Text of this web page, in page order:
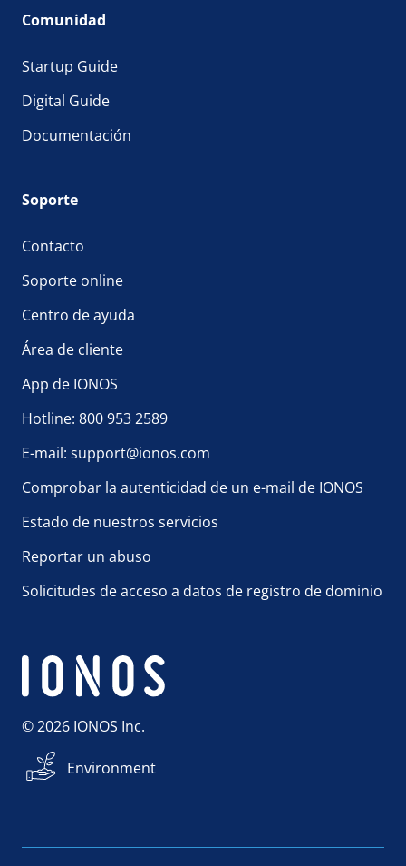
Comunidad
Startup Guide
Digital Guide
Documentación
Soporte
Contacto
Soporte online
Centro de ayuda
Área de cliente
App de IONOS
Hotline: 800 953 2589
E-mail: support@ionos.com
Comprobar la autenticidad de un e-mail de IONOS
Estado de nuestros servicios
Reportar un abuso
Solicitudes de acceso a datos de registro de dominio
© 2026 IONOS Inc.
Environment